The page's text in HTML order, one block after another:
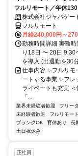
フルリモート／年休
株式会社ジャパゲー
フルリモート
月給240,000円～
勤務時間詳細 実働
り18日 〜 20日
を導入 (出退勤を30
仕事内容 ✨フルリ
ートする事業 ✨フ
ライベートも充実
「...
業界未経験者歓迎 フリー
未経験者歓迎
フルリモート
ブランクOK
育休あり 長
土日祝休み
正社員